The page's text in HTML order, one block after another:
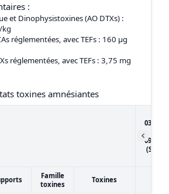
:
et Dinophysistoxines (AO DTXs) :
kg
réglementées, avec TEFs : 160 μg
réglementées, avec TEFs : 3,75 mg
toxines amnésiantes
03/01/
09/01/
Famille
toxines
Toxines